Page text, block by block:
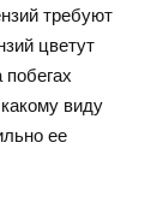
требуют
цветут
побегах
виду
ее